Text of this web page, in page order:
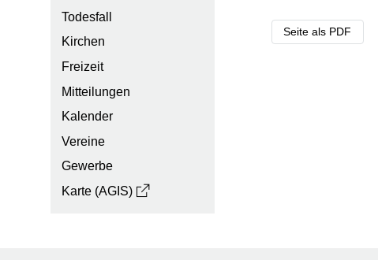
Todesfall
Kirchen
Freizeit
Mitteilungen
Kalender
Vereine
Gewerbe
Karte (AGIS)
Seite als PDF